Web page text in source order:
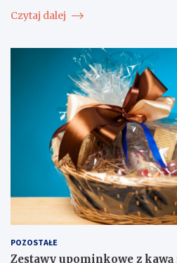
Czytaj dalej
POZOSTAŁE
Zestawy upominkowe z kawą